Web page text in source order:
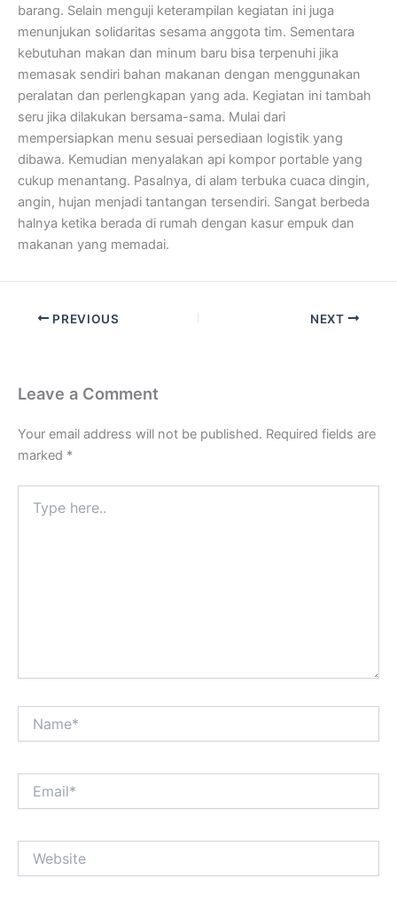
barang. Selain menguji keterampilan kegiatan ini juga
menunjukan solidaritas sesama anggota tim. Sementara
kebutuhan makan dan minum baru bisa terpenuhi jika
memasak sendiri bahan makanan dengan menggunakan
peralatan dan perlengkapan yang ada. Kegiatan ini tambah
seru jika dilakukan bersama-sama. Mulai dari
mempersiapkan menu sesuai persediaan logistik yang
dibawa. Kemudian menyalakan api kompor portable yang
cukup menantang. Pasalnya, di alam terbuka cuaca dingin,
angin, hujan menjadi tantangan tersendiri. Sangat berbeda
halnya ketika berada di rumah dengan kasur empuk dan
makanan yang memadai.
PREVIOUS NEXT
Leave a Comment
Your email address will not be published. Required fields are
marked *
here..